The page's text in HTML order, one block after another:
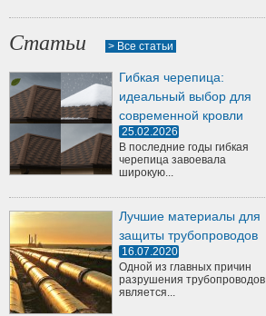
Статьи > Все статьи
Гибкая черепица:
идеальный выбор для
современной кровли
25.02.2026
В последние годы гибкая
черепица завоевала
широкую...
Лучшие материалы для
защиты трубопроводов
16.07.2020
Одной из главных причин
разрушения трубопроводов
является...